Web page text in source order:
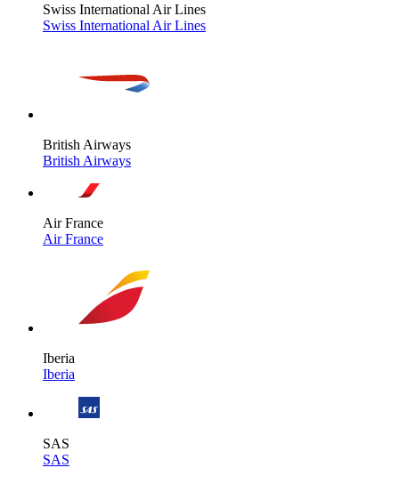
Swiss International Air Lines
Swiss International Air Lines
British Airways
British Airways
Air France
Air France
Iberia
Iberia
SAS
SAS